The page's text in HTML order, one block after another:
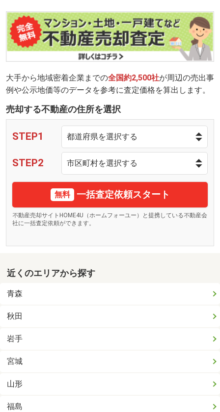
大手から地域密着企業までの全国約2,500社が周辺の売出事
例や公示地価等のデータを参考に査定価格を算出します。
売却する不動産の住所を選択
STEP1
STEP2
無料 一括査定依頼スタート
不動産売却サイトHOME4U（ホームフォーユー）と提携している不動産会
社に一括査定依頼ができます。
近くのエリアから探す
青森
秋田
岩手
宮城
山形
福島